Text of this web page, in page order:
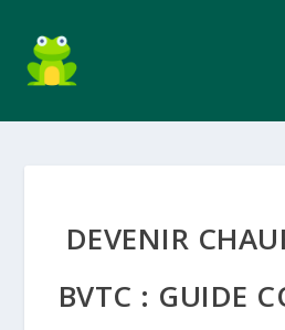
DEVENIR
BVTC : GUIDE